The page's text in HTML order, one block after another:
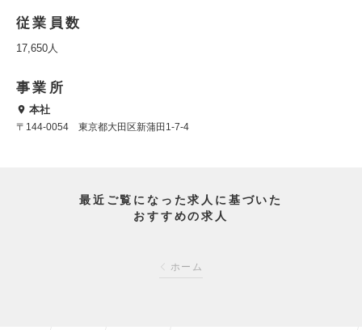
従業員数
17,650人
事業所
本社
〒144-0054 東京都大田区新蒲田1-7-4
最近ご覧になった求人に基づいた
おすすめの求人
ホーム